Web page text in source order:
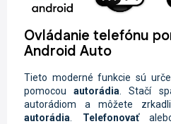
Ovládanie telefónu
Android Auto
Tieto moderné funkcie sú
pomocou autorádia . Stačí
autorádiom a môžete
autorádia
Telefonovať